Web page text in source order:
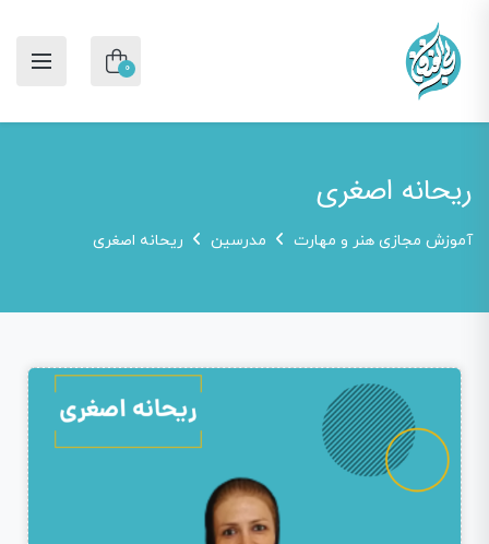
0
ریحانه اصغری
آموزش مجازی هنر و مهارت مدرسین ریحانه اصغری